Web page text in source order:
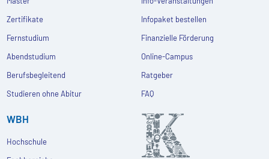
Zertifikate
Fernstudium
Abendstudium
Berufsbegleitend
Studieren ohne Abitur
Infopaket bestellen
Finanzielle Förderung
Online-Campus
Ratgeber
FAQ
WBH
Hochschule